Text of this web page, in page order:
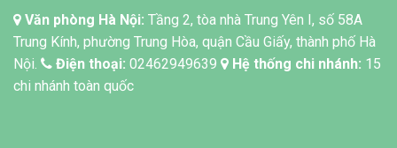
Văn phòng Hà Nội: Tầng 2, tòa nhà Trung Yên I, số 58A
Trung Kính, phường Trung Hòa, quận Cầu Giấy, thành phố Hà
Nội.
Điện thoại: 02462949639 Hệ thống chi nhánh: 15
chi nhánh toàn quốc